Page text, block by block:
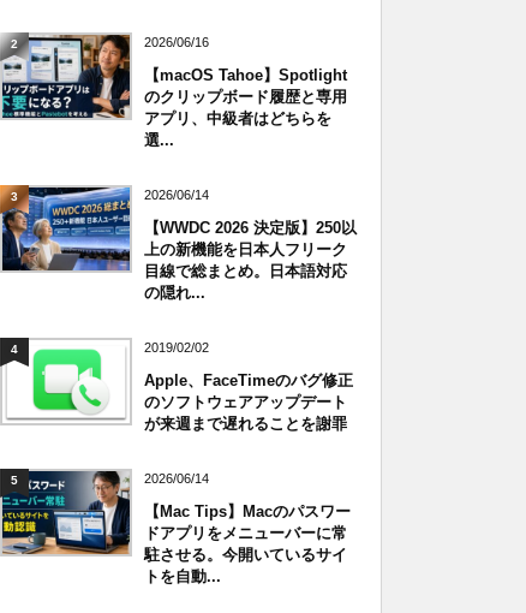
2 2026/06/16
【macOS Tahoe】Spotlight
のクリップボード履歴と専用
アプリ、中級者はどちらを
選...
3 2026/06/14
【WWDC 2026 決定版】250以
上の新機能を日本人フリーク
目線で総まとめ。日本語対応
の隠れ...
4 2019/02/02
Apple、FaceTimeのバグ修正
のソフトウェアアップデート
が来週まで遅れることを謝罪
5 2026/06/14
【Mac Tips】Macのパスワー
ドアプリをメニューバーに常
駐させる。今開いているサイ
トを自動...